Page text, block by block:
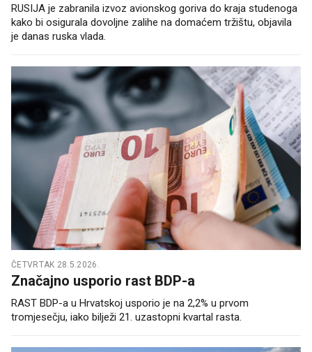
RUSIJA je zabranila izvoz avionskog goriva do kraja studenoga
kako bi osigurala dovoljne zalihe na domaćem tržištu, objavila
je danas ruska vlada.
ČETVRTAK 28.5.2026.
Značajno usporio rast BDP-a
RAST BDP-a u Hrvatskoj usporio je na 2,2% u prvom
tromjesečju, iako bilježi 21. uzastopni kvartal rasta.